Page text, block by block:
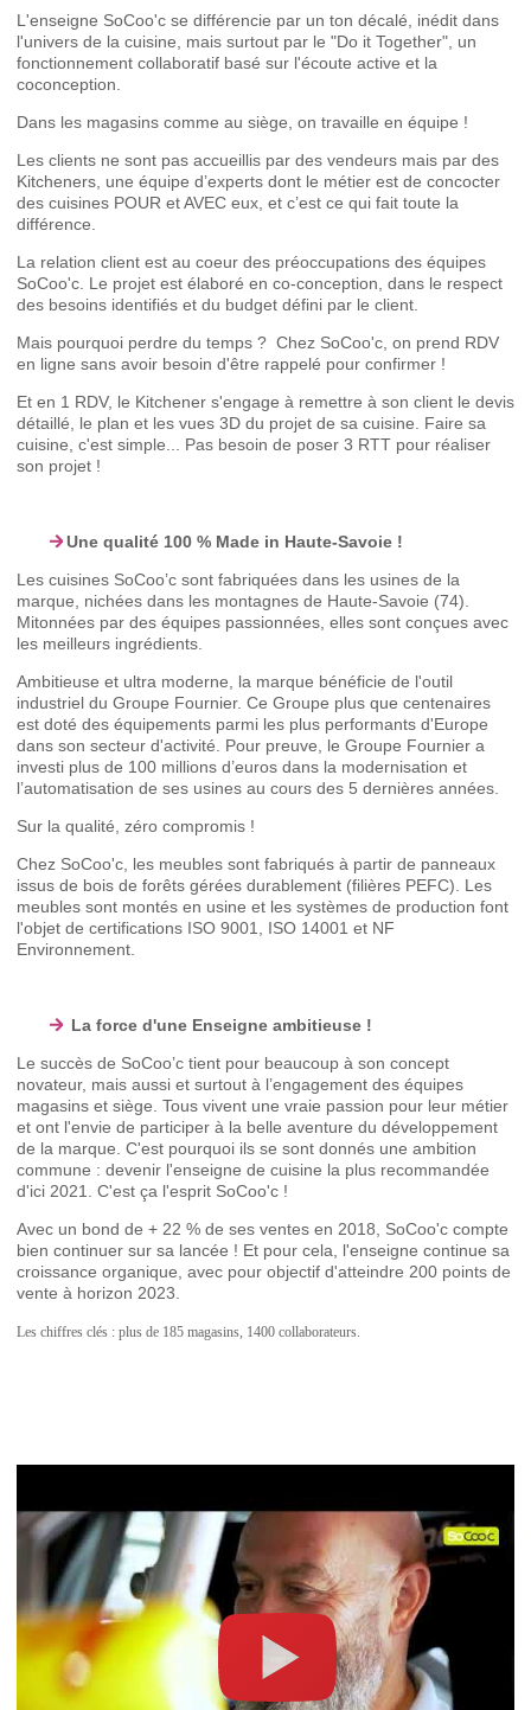
L'enseigne SoCoo'c se différencie par un ton décalé, inédit dans
l'univers de la cuisine, mais surtout par le "Do it Together", un
fonctionnement collaboratif basé sur l'écoute active et la
coconception.
Dans les magasins comme au siège, on travaille en équipe !
Les clients ne sont pas accueillis par des vendeurs mais par des
Kitcheners, une équipe d’experts dont le métier est de concocter
des cuisines POUR et AVEC eux, et c’est ce qui fait toute la
différence.
La relation client est au coeur des préoccupations des équipes
SoCoo'c. Le projet est élaboré en co-conception, dans le respect
des besoins identifiés et du budget défini par le client.
Mais pourquoi perdre du temps ? Chez SoCoo'c, on prend RDV
en ligne sans avoir besoin d'être rappelé pour confirmer !
Et en 1 RDV, le Kitchener s'engage à remettre à son client le devis
détaillé, le plan et les vues 3D du projet de sa cuisine. Faire sa
cuisine, c'est simple... Pas besoin de poser 3 RTT pour réaliser
son projet !
Une qualité 100 % Made in Haute-Savoie !
Les cuisines SoCoo’c sont fabriquées dans les usines de la
marque, nichées dans les montagnes de Haute-Savoie (74).
Mitonnées par des équipes passionnées, elles sont conçues avec
les meilleurs ingrédients.
Ambitieuse et ultra moderne, la marque bénéficie de l'outil
industriel du Groupe Fournier. Ce Groupe plus que centenaires
est doté des équipements parmi les plus performants d'Europe
dans son secteur d'activité. Pour preuve, le Groupe Fournier a
investi plus de 100 millions d’euros dans la modernisation et
l’automatisation de ses usines au cours des 5 dernières années.
Sur la qualité, zéro compromis !
Chez SoCoo'c, les meubles sont fabriqués à partir de panneaux
issus de bois de forêts gérées durablement (filières PEFC). Les
meubles sont montés en usine et les systèmes de production font
l'objet de certifications ISO 9001, ISO 14001 et NF
Environnement.
La force d'une Enseigne ambitieuse !
Le succès de SoCoo’c tient pour beaucoup à son concept
novateur, mais aussi et surtout à l’engagement des équipes
magasins et siège. Tous vivent une vraie passion pour leur métier
et ont l'envie de participer à la belle aventure du développement
de la marque. C'est pourquoi ils se sont donnés une ambition
commune : devenir l'enseigne de cuisine la plus recommandée
d'ici 2021. C'est ça l'esprit SoCoo'c !
Avec un bond de + 22 % de ses ventes en 2018, SoCoo'c compte
bien continuer sur sa lancée ! Et pour cela, l'enseigne continue sa
croissance organique, avec pour objectif d'atteindre 200 points de
vente à horizon 2023.
Les chiffres clés : plus de 185 magasins, 1400 collaborateurs.